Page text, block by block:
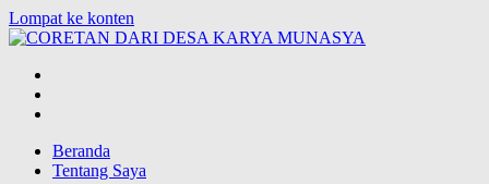
Lompat ke konten
Blog Wong Ndeso yang ingin berbagi berbagai hal di sekitarnya
Beranda
Tentang Saya